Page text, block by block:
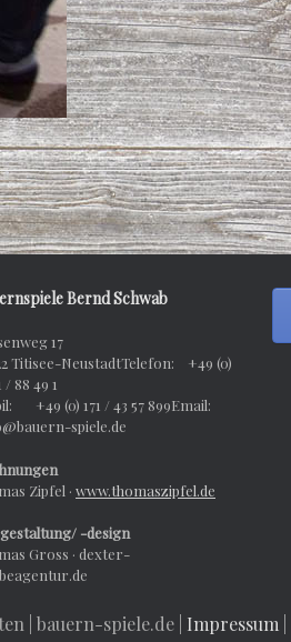
Bernd Schwab
17
Titisee-NeustadtTelefon: +49 (0)
/ 88 49 1
+49 (0) 171 / 43 57 899Email:
spiele.de
Zipfel · www.thomaszipfel.de
-design
Gross · dexter-
| bauern-spiele.de | Impressum